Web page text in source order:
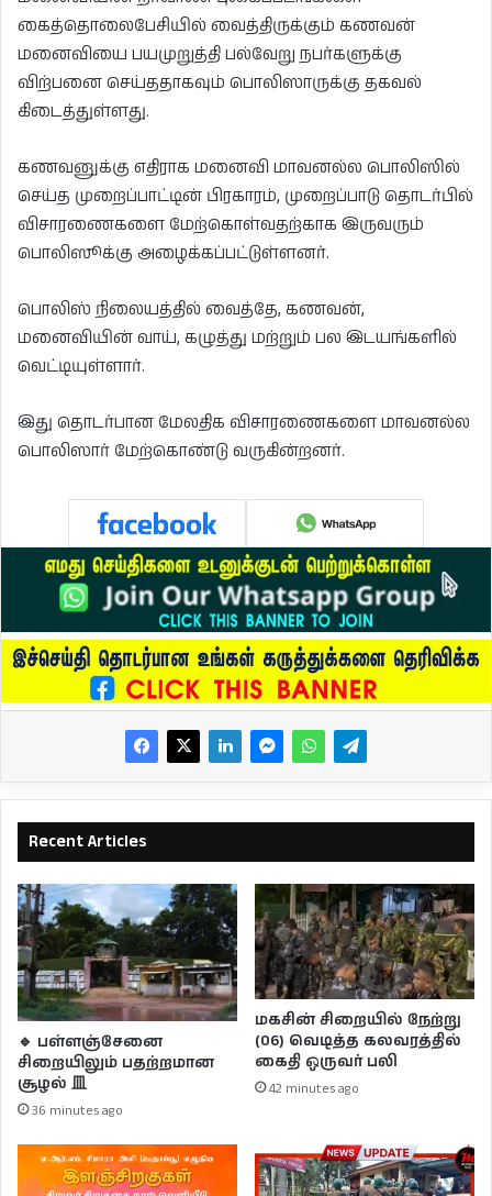
கைத்தொலைபேசியில் வைத்திருக்கும் கணவன்
மனைவியை பயமுறுத்தி பல்வேறு நபர்களுக்கு
விற்பனை செய்ததாகவும் பொலிஸாருக்கு தகவல்
கிடைத்துள்ளது.
கணவனுக்கு எதிராக மனைவி மாவனல்ல பொலிஸில்
செய்த முறைப்பாட்டின் பிரகாரம், முறைப்பாடு தொடர்பில்
விசாரணைகளை மேற்கொள்வதற்காக இருவரும்
பொலிஸூக்கு அழைக்கப்பட்டுள்ளனர்.
பொலிஸ் நிலையத்தில் வைத்தே, கணவன்,
மனைவியின் வாய், கழுத்து மற்றும் பல இடயங்களில்
வெட்டியுள்ளார்.
இது தொடர்பான மேலதிக விசாரணைகளை மாவனல்ல
பொலிஸார் மேற்கொண்டு வருகின்றனர்.
Recent Articles
🔹 பள்ளஞ்சேனை
சிறையிலும் பதற்றமான
சூழல் 皿
36 minutes ago
மகசின் சிறையில் நேற்று
(06) வெடித்த கலவரத்தில்
கைதி ஒருவர் பலி
42 minutes ago